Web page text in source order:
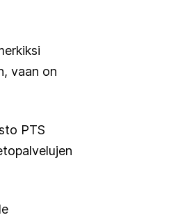
vaan on
PTS